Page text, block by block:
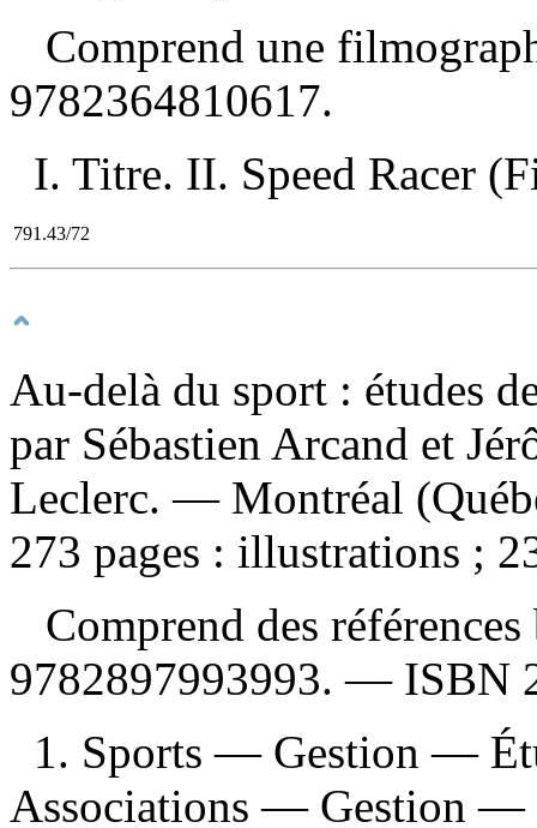
Comprend une
9782364810617.
I. Titre. II. Speed Racer
791.43/72
Au-delà du sport : études
par Sébastien Arcand et
Leclerc. — Montréal
273 pages : illustrations ;
Comprend des
9782897993993. — ISBN
1. Sports — Gestion —
Associations — Gestion —